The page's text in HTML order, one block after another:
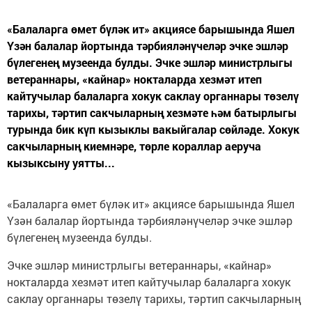
«Балаларга өмет бүләк ит» акциясе барышында Яшел
Үзән балалар йортында тәрбияләнүчеләр эчке эшләр
бүлегенең музеенда булды. Эчке эшләр министрлыгы
ветераннары, «кайнар» нокталарда хезмәт итеп
кайтучылар балаларга хокук саклау органнары төзелү
тарихы, тәртип сакчыларның хезмәте һәм батырлыгы
турында бик күп кызыклы вакыйгалар сөйләде. Хокук
сакчыларның киемнәре, төрле кораллар аеруча
кызыксыну уятты...
«Балаларга өмет бүләк ит» акциясе барышында Яшел
Үзән балалар йортында тәрбияләнүчеләр эчке эшләр
бүлегенең музеенда булды.
Эчке эшләр министрлыгы ветераннары, «кайнар»
нокталарда хезмәт итеп кайтучылар балаларга хокук
саклау органнары төзелү тарихы, тәртип сакчыларның